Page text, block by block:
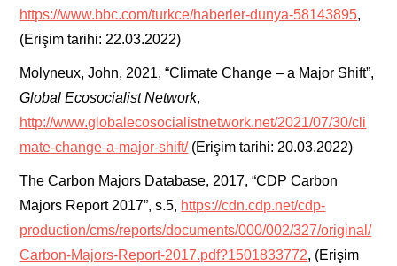
https://www.bbc.com/turkce/haberler-dunya-58143895,
(Erişim tarihi: 22.03.2022)
Molyneux, John, 2021, “Climate Change – a Major Shift”,
Global Ecosocialist Network,
http://www.globalecosocialistnetwork.net/2021/07/30/cli
mate-change-a-major-shift/ (Erişim tarihi: 20.03.2022)
The Carbon Majors Database, 2017, “CDP Carbon
Majors Report 2017”, s.5, https://cdn.cdp.net/cdp-
production/cms/reports/documents/000/002/327/original/
Carbon-Majors-Report-2017.pdf?1501833772, (Erişim